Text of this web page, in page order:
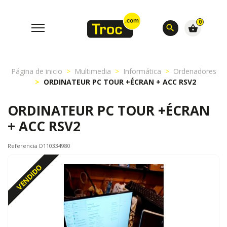
search
0
shopping_basket
Página de inicio Multimedia Informática
Ordenadores
ORDINATEUR PC TOUR +ÉCRAN + ACC RSV2
ORDINATEUR PC TOUR +ÉCRAN
+ ACC RSV2
Referencia D110334980
VENDIDO